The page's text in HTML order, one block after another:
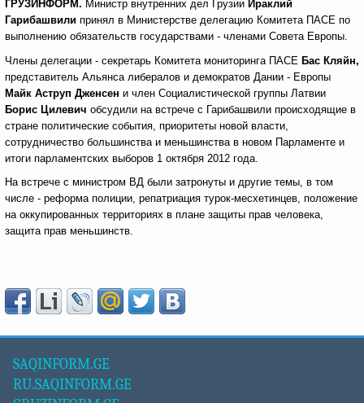
ГРУЗИНФОРМ. Министр внутренних дел Грузии Ираклий
Гарибашвили принял в Министерстве делегацию Комитета ПАСЕ по
выполнению обязательств государствами - членами Совета Европы.
Члены делегации - секретарь Комитета мониторинга ПАСЕ Бас Кляйн,
представитель Альянса либералов и демократов Дании - Европы
Майк Аструп Дженсен и член Социалистической группы Латвии
Борис Цилевич обсудили на встрече с Гарибашвили происходящие в
стране политические события, приоритеты новой власти,
сотрудничество большинства и меньшинства в новом Парламенте и
итоги парламентских выборов 1 октября 2012 года.
На встрече с министром ВД были затронуты и другие темы, в том
числе - реформа полиции, репатриация турок-месхетинцев, положение
на оккупированных территориях в плане защиты прав человека,
защита прав меньшинств.
SAQINFORM.GE
RU.SAQINFORM.GE